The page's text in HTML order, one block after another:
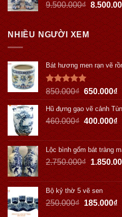
9.500.000₫
NHIỀU NGƯỜI XEM
Bát hương men rạn vẽ
Được xếp
hạng5.00
5 sao
850.000₫ 650.000₫
Hũ đựng gạo vẽ cảnh
460.000₫ 400.000₫
Lộc bình gốm bát tràng
2.750.000₫
Bộ kỷ thờ 5 vẽ sen
250.000₫ 185.000₫